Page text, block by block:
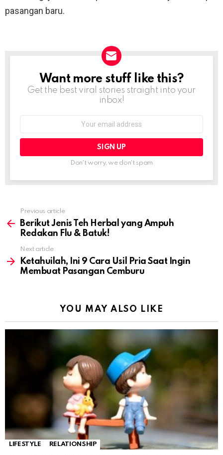
pasangan baru.
NEWSLETTER
Want more stuff like this?
Get the best viral stories straight into your
inbox!
Don't worry, we don't spam
more
Previous article
Berikut Jenis Teh Herbal yang Ampuh
Redakan Flu & Batuk!
Next article
Ketahuilah, Ini 9 Cara Usil Pria Saat Ingin
Membuat Pasangan Cemburu
YOU MAY ALSO LIKE
LIFESTYLE RELATIONSHIP